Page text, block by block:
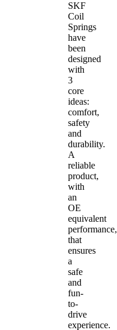
SKF
Coil
Springs
have
been
designed
with
3
core
ideas:
comfort,
safety
and
durability.
A
reliable
product,
with
an
OE
equivalent
performance,
that
ensures
a
safe
and
fun-
to-
drive
experience.